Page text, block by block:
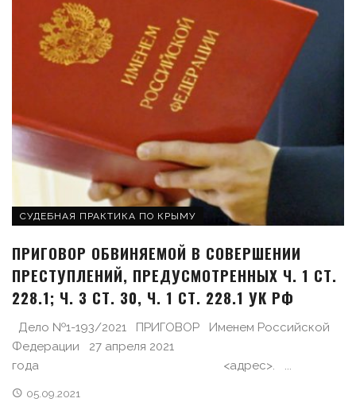
СУДЕБНАЯ ПРАКТИКА ПО КРЫМУ
ПРИГОВОР ОБВИНЯЕМОЙ В СОВЕРШЕНИИ
ПРЕСТУПЛЕНИЙ, ПРЕДУСМОТРЕННЫХ Ч. 1 СТ.
228.1; Ч. 3 СТ. 30, Ч. 1 СТ. 228.1 УК РФ
Дело №1-193/2021 ПРИГОВОР Именем Российской
Федерации 27 апреля 2021
года <адрес>. ...
05.09.2021